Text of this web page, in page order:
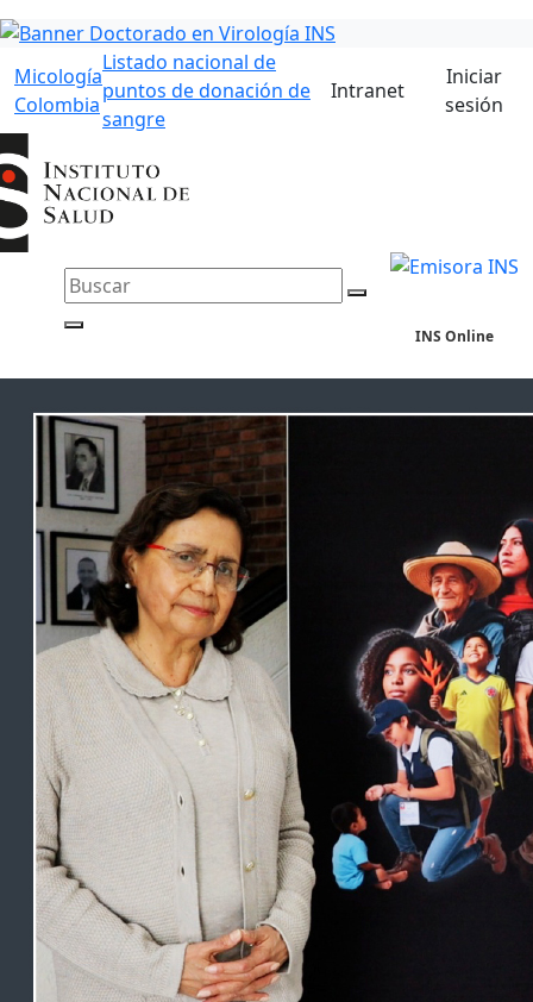
Micología
Colombia
Listado nacional de
puntos de donación de
sangre
Intranet
Iniciar
sesión
INS Online